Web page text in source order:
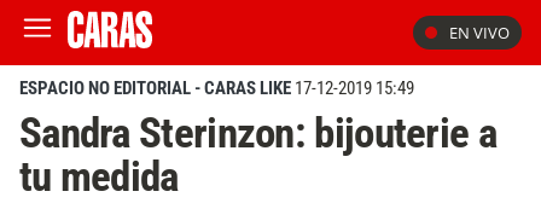
EN VIVO
ESPACIO NO EDITORIAL - CARAS LIKE 17-12-2019 15:49
Sandra Sterinzon: bijouterie a
tu medida